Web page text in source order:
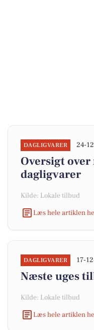
DAGLIGVARER 24-
Oversigt
dagligvarer
Kilde: Lokale tilbud
Læs hele artiklen
DAGLIGVARER 17-
Næste uges
Kilde: Lokale tilbud
Læs hele artiklen